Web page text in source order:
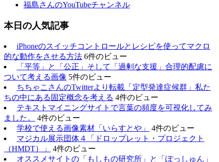
福島さんのYouTubeチャンネル
本日の人気記事
iPhoneのスイッチコントロールとレシピを使ってマクロ
的な動作をさせる方法 6件のビュー
「平等」と「公正」そして「過剰な支援」合理的配慮に
ついて考える画像 5件のビュー
ちちゃこさんのTwitterより転載「定型発達症候群」私た
ちの中にある固定概念を考える 4件のビュー
テキストマイニングサイトで言葉の頻度を可視化してみ
ました。
4件のビュー
学校で使える画像素材「いらすとや」
4件のビュー
マジカル展示団体４「ドロップレット・プロジェクト
（HMDT）」
4件のビュー
オススメサイトの「もしもの研究所」と「ぽっしゅん」